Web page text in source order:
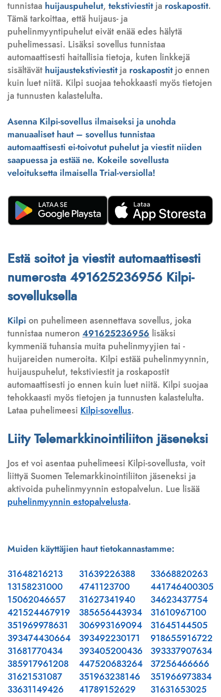
tunnistaa huijauspuhelut, tekstiviestitja roskapostit.
Tämä tarkoittaa, että huijaus- ja
puhelinmyyntipuhelut eivät enää edes hälytä
puhelimessasi. Lisäksi sovellus tunnistaa
automaattisesti haitallisia tietoja, kuten linkkejä
sisältävät huijaustekstiviestitja roskapostitjo ennen
kuin luet niitä. Kilpi suojaa tehokkaasti myös tietojen
ja tunnusten kalastelulta.
Asenna Kilpi-sovellus ilmaiseksi ja unohda
manuaaliset haut – sovellus tunnistaa
automaattisesti ei-toivotut puhelut ja viestit niiden
saapuessa ja estää ne. Kokeile sovellusta
veloituksetta ilmaisella Trial-versiolla!
Estä soitot ja viestit automaattisesti
numerosta 491625236956 Kilpi-
sovelluksella
Kilpi on puhelimeen asennettava sovellus, joka
tunnistaa numeron 491625236956 lisäksi
kymmeniä tuhansia muita puhelinmyyjien tai -
huijareiden numeroita. Kilpi estää puhelinmyynnin,
huijauspuhelut, tekstiviestit ja roskapostit
automaattisesti jo ennen kuin luet niitä. Kilpi suojaa
tehokkaasti myös tietojen ja tunnusten kalastelulta.
Lataa puhelimeesi Kilpi-sovellus.
Liity Telemarkkinointiliiton jäseneksi
Jos et voi asentaa puhelimeesi Kilpi-sovellusta, voit
liittyä Suomen Telemarkkinointiliiton jäseneksi ja
aktivoida puhelinmyynnin estopalvelun. Lue lisää
puhelinmyynnin estopalvelusta.
Muiden käyttäjien haut tietokannastamme:
31648216213
13158231000
15062046657
421524467919
351969978631
393474430664
31681770434
385917961208
31621531087
33631149426
31639226388
4741123700
31627341940
385656443934
306993169094
393492230171
393405200436
447520683264
351963238146
41789152629
33668820263
441746400305
34623437754
31610967100
31645144505
918655916722
393337907634
37256466666
351966973834
31631653025